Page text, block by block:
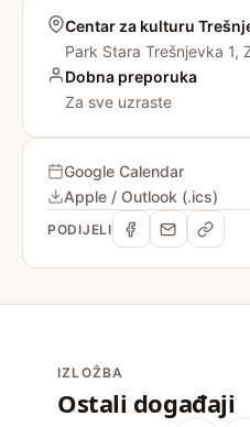
Centar za kulturu
Park Stara Trešnjevka 1,
Dobna preporuka
Za sve uzraste
Google Calendar
Apple / Outlook (.ics)
PODIJELI
IZLOŽBA
Ostali događaji